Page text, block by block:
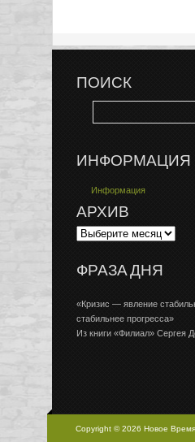
ПОИСК
ИНФОРМАЦИЯ
Информация
АРХИВ
ФРАЗА ДНЯ
«Кризис — явление
стабильнее прогресса»
Из книги «Филиал» Сергея
Copyright © 2026 Новое